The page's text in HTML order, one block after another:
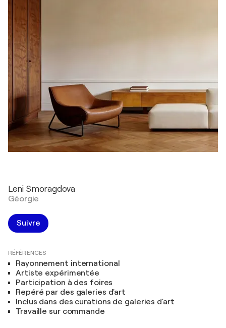
Leni Smoragdova
Géorgie
Suivre
RÉFÉRENCES
Rayonnement international
Artiste expérimentée
Participation à des foires
Repéré par des galeries d'art
Inclus dans des curations de galeries d'art
Travaille sur commande